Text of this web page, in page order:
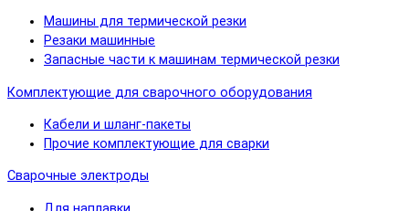
Машины для термической резки
Резаки машинные
Запасные части к машинам термической резки
Комплектующие для сварочного оборудования
Кабели и шланг-пакеты
Прочие комплектующие для сварки
Сварочные электроды